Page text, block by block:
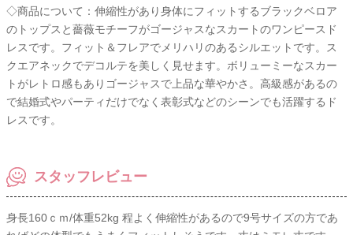
◇商品について：伸縮性があり身体にフィットするブラックベロア
のトップスと薔薇モチーフがゴージャスなスカートのワンピースド
レスです。フィット＆フレアでメリハリのあるシルエットです。ス
クエアネックでデコルテを美しく見せます。ボリューミーなスカー
トがレトロ感もありゴージャスで上品な華やかさ。高級感があるの
で結婚式やパーティだけでなく表彰式などのシーンでも活躍するド
レスです。
スタッフレビュー
身長160ｃｍ/体重52kg 程よく伸縮性があるので9号サイズの方であ